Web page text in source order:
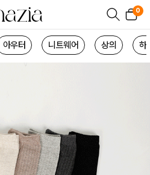
0
아우터 니트웨어 상의 하